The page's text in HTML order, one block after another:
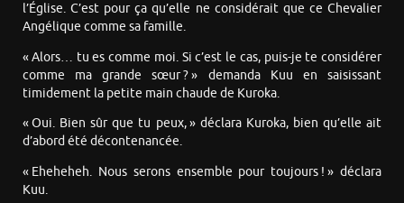
l’Église. C’est pour ça qu’elle ne considérait que ce Chevalier
Angélique comme sa famille.
« Alors… tu es comme moi. Si c’est le cas, puis-je te considérer
comme ma grande sœur ? » demanda Kuu en saisissant
timidement la petite main chaude de Kuroka.
« Oui. Bien sûr que tu peux, » déclara Kuroka, bien qu’elle ait
d’abord été décontenancée.
« Eheheheh. Nous serons ensemble pour toujours ! » déclara
Kuu.